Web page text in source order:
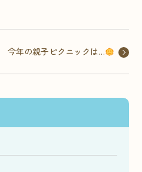
今年の親子ピクニックは…